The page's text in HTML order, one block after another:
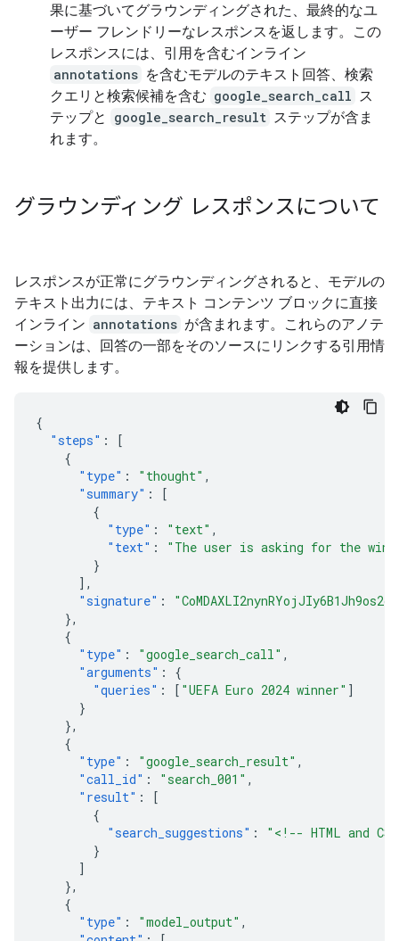
果に基づいてグラウンディングされた、最終的なユ
ーザー フレンドリーなレスポンスを返します。この
レスポンスには、引用を含むインライン
annotations を含むモデルのテキスト回答、検索
クエリと検索候補を含む google_search_call ス
テップと
google_search_result ステップが含ま
れます。
グラウンディング レスポンスについて
レスポンスが正常にグラウンディングされると、モデルの
テキスト出力には、テキスト コンテンツ ブロックに直接
インライン annotations が含まれます。これらのアノテ
ーションは、回答の一部をそのソースにリンクする引用情
報を提供します。
{
"steps" :
[
{
"type" : "thought" ,
"summary" :
[
{
"type" : "text" ,
"text" :
"The user is asking for the
}
],
"signature" :
},
{
"type" : "google_search_call" ,
"arguments" :
{
"queries" : [ "UEFA Euro 2024 winner" ]
}
},
{
"type" : "google_search_result" ,
"call_id" : "search_001" ,
"result" :
[
{
"search_suggestions" :
"<!-- HTML and
}
]
},
{
"type" : "model_output" ,